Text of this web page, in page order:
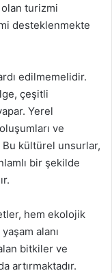
turizmi
desteklenmekte
edilmemelidir.
çeşitli
Yerel
ve
Bu kültürel unsurlar,
bir şekilde
hem ekolojik
alanı
bitkiler ve
artırmaktadır.